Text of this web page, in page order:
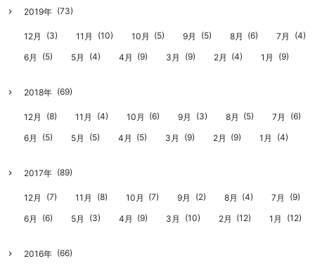
2019年 (73)
12月 (3) 11月 (10) 10月 (5) 9月 (5) 8月 (6) 7月 (4)
6月 (5) 5月 (4) 4月 (9) 3月 (9) 2月 (4) 1月 (9)
2018年 (69)
12月 (8) 11月 (4) 10月 (6) 9月 (3) 8月 (5) 7月 (6)
6月 (5) 5月 (5) 4月 (5) 3月 (9) 2月 (9) 1月 (4)
2017年 (89)
12月 (7) 11月 (8) 10月 (7) 9月 (2) 8月 (4) 7月 (9)
6月 (6) 5月 (3) 4月 (9) 3月 (10) 2月 (12) 1月 (12)
2016年 (66)